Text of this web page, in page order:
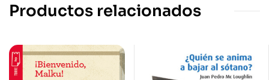
Productos relacionados